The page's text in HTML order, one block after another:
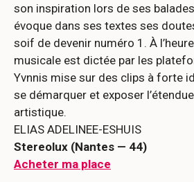
son inspiration lors de ses balades
évoque dans ses textes ses
soif de devenir numéro 1. À
musicale est dictée par les
Yvnnis mise sur des clips à forte
se démarquer et exposer
artistique.
ELIAS ADELINEE-ESHUIS
Stereolux (Nantes — 44)
Acheter ma place